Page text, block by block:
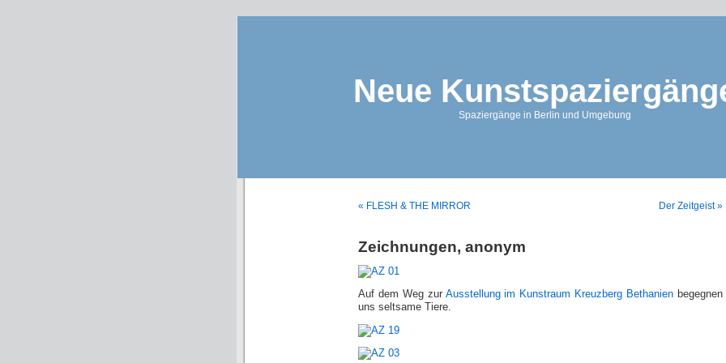
Neue
Spaziergänge in Berlin und Umgebung
« FLESH & THE MIRROR Der Zeitgeist »
Zeichnungen, anonym
Auf dem Weg zur Ausstellung im Kunstraum Kreuzberg Bethanien begegnen
uns seltsame Tiere.